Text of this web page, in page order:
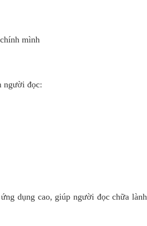
mình
người đọc:
dụng cao, giúp người đọc chữa lành